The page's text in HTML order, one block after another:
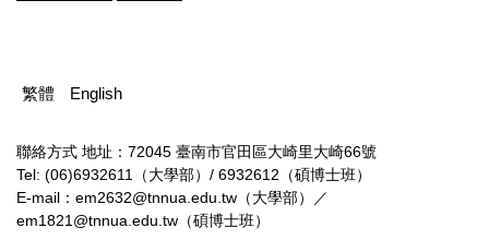
繁體 English
聯絡方式 地址：72045 臺南市官田區大崎里大崎66號
Tel: (06)6932611（大學部）/ 6932612（碩博士班）
E-mail：em2632@tnnua.edu.tw（大學部）／
em1821@tnnua.edu.tw（碩博士班）